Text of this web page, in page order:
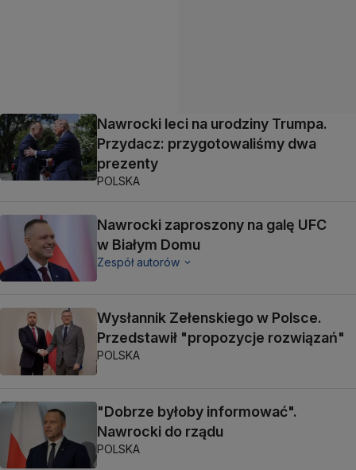
Nawrocki leci na urodziny Trumpa.
Przydacz: przygotowaliśmy dwa
prezenty
POLSKA
Nawrocki zaproszony na galę UFC
w Białym Domu
Zespół autorów
Wysłannik Zełenskiego w Polsce.
Przedstawił "propozycje rozwiązań"
POLSKA
"Dobrze byłoby informować".
Nawrocki do rządu
POLSKA